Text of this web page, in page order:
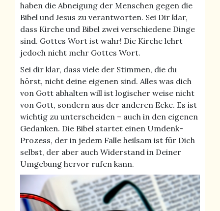
haben die Abneigung der Menschen gegen die
Bibel und Jesus zu verantworten. Sei Dir klar,
dass Kirche und Bibel zwei verschiedene Dinge
sind. Gottes Wort ist wahr! Die Kirche lehrt
jedoch nicht mehr Gottes Wort.
Sei dir klar, dass viele der Stimmen, die du
hörst, nicht deine eigenen sind. Alles was dich
von Gott abhalten will ist logischer weise nicht
von Gott, sondern aus der anderen Ecke. Es ist
wichtig zu unterscheiden – auch in den eigenen
Gedanken. Die Bibel startet einen Umdenk-
Prozess, der in jedem Falle heilsam ist für Dich
selbst, der aber auch Widerstand in Deiner
Umgebung hervor rufen kann.